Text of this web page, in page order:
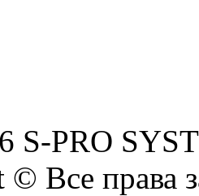
S-PRO
© Все права